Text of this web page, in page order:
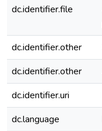
dc.identifier.file
dc.identifier.other
dc.identifier.other
dc.identifier.uri
dc.language